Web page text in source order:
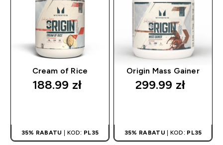
Cream of Rice
188.99 zł‎
35% RABATU | KOD: PL35
Origin Mass Gainer
299.99 zł‎
35% RABATU | KOD: PL35